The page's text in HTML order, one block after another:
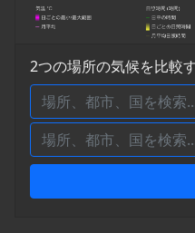
2つの場所の気候を比較